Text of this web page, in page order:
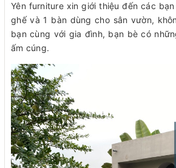
Yên furniture xin giới thiệu đến các
ghế và 1 bàn dùng cho sân vườn,
bạn cùng với gia đình, bạn bè có
ấm cúng.